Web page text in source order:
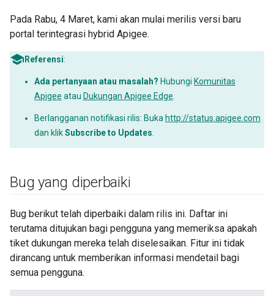
Pada Rabu, 4 Maret, kami akan mulai merilis versi baru
portal terintegrasi hybrid Apigee.
Referensi:
Ada pertanyaan atau masalah? Hubungi Komunitas
Apigee atau Dukungan Apigee Edge
Berlangganan notifikasi rilis: Buka http://status.apigee.com
dan klikSubscribe to Updates
Bug yang diperbaiki
Bug berikut telah diperbaiki dalam rilis ini. Daftar ini
terutama ditujukan bagi pengguna yang memeriksa apakah
tiket dukungan mereka telah diselesaikan. Fitur ini tidak
dirancang untuk memberikan informasi mendetail bagi
semua pengguna.